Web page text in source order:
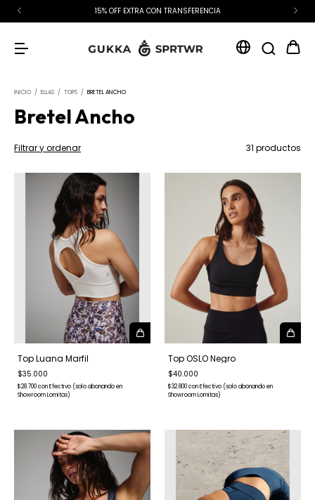
15% OFF EXTRA CON TRANSFERENCIA
INICIO / ELLAS / TOPS / BRETEL ANCHO
Bretel Ancho
Filtrar y ordenar 31 productos
Top Luana Marfil
$35.000
$28.700conEfectivo (solo abonando en
Showroom Lomitas)
Top OSLO Negro
$40.000
$32.800conEfectivo (solo abonando en
Showroom Lomitas)